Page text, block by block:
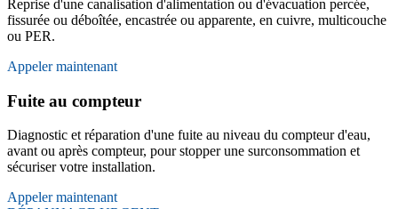
Reprise d'une canalisation d'alimentation ou d'évacuation percée,
fissurée ou déboîtée, encastrée ou apparente, en cuivre, multicouche
ou PER.
Appeler maintenant
Fuite au compteur
Diagnostic et réparation d'une fuite au niveau du compteur d'eau,
avant ou après compteur, pour stopper une surconsommation et
sécuriser votre installation.
Appeler maintenant